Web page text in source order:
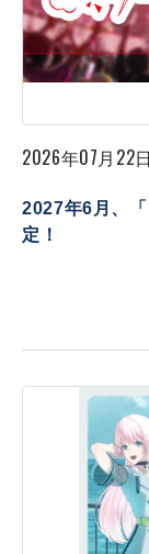
2026年07月22日
2027年6月、
定！